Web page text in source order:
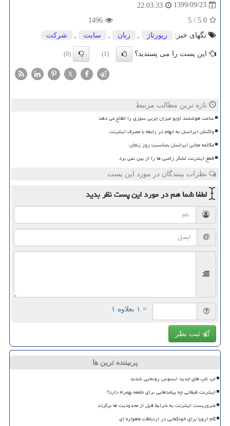
1399/09/23
22:03:33
5.0
/
5
1496
تگهای خبر:
رپورتاژ زبان سایت شركت
این پست را می پسندید؟ (1)
(0)
X
تازه ترین مطالب مرتبط
ساعت هوشمند اوپو میزان چربی سوزی را اطلاع می دهد
واکنش ایرانسل به ابهام در رابطه با مصرف اینترنت
مکالمه مجانی ایرانسل بمناسبت روز زنجان
قطع اینترنت لشکر زامبی ها را از بین نمی برد
نظرات بینندگان در مورد این پست
لطفا شما همدر مورد این پستنظر بدید
= ۱ بعلاوه ۱
ثبت نظر
پربیننده ترین ها
لپ تاپ های جدید ایسوس رونمایی شدند
اینترنت طبقاتی چه پیامدهایی برای جامعه بهمراه دارد؟
ضروریست اینترنت به شرایط قبل از محدودیت ها برگردد
گام اروپا برای خودکفایی در ارتباطات ماهواره ای